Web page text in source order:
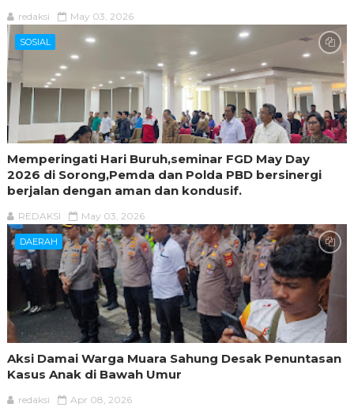
redaksi May 03, 2026
SOSIAL
Memperingati Hari Buruh,seminar FGD May Day
2026 di Sorong,Pemda dan Polda PBD bersinergi
berjalan dengan aman dan kondusif.
REDAKSI May 03, 2026
DAERAH
Aksi Damai Warga Muara Sahung Desak Penuntasan
Kasus Anak di Bawah Umur
redaksi Apr 08, 2026